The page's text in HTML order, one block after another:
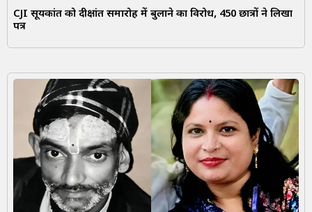
CJI सूर्यकांत को दीक्षांत समारोह में बुलाने का विरोध, 450 छात्रों ने लिखा
पत्र